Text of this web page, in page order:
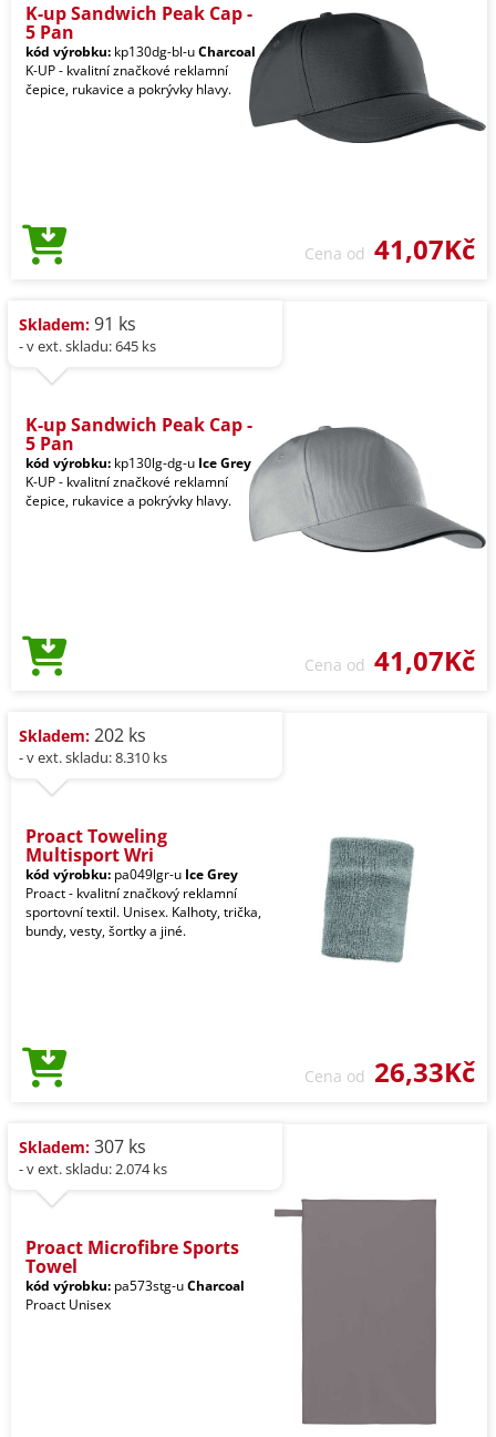
K-up Sandwich Peak Cap -
5 Pan
kód výrobku: kp130dg-bl-uCharcoal
K-UP - kvalitní značkové reklamní
čepice, rukavice a pokrývky hlavy.
Cena od 41,07Kč
Skladem: 91 ks
- v ext. skladu: 645 ks
K-up Sandwich Peak Cap -
5 Pan
kód výrobku: kp130lg-dg-u Ice Grey
K-UP - kvalitní značkové reklamní
čepice, rukavice a pokrývky hlavy.
Cena od 41,07Kč
Skladem: 202 ks
- v ext. skladu: 8.310 ks
Proact Toweling
Multisport Wri
kód výrobku: pa049lgr-u Ice Grey
Proact - kvalitní značkový reklamní
sportovní textil. Unisex. Kalhoty, trička,
bundy, vesty, šortky a jiné.
Cena od 26,33Kč
Skladem: 307 ks
- v ext. skladu: 2.074 ks
Proact Microfibre Sports
Towel
kód výrobku: pa573stg-uCharcoal
Proact Unisex